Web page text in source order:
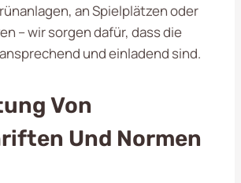
an Spielplätzen oder
– wir sorgen dafür, dass die
und einladend sind.
Von
Und Normen